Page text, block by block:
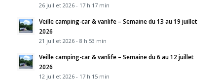
26 juillet 2026 - 17 h 17 min
Veille camping-car & vanlife – Semaine du 13 au 19 juillet
2026
21 juillet 2026 - 8 h 53 min
Veille camping-car & vanlife – Semaine du 6 au 12 juillet
2026
12 juillet 2026 - 17 h 15 min